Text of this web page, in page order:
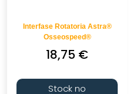
Interfase Rotatoria Astra®
Osseospeed®
18,75 €
Stock no